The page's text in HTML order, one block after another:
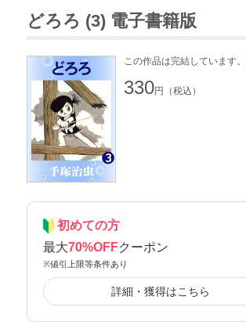
どろろ (3) 電子書籍版
この作品は完結しています
330円（税込）
初めての方
最大70%OFFクーポン
※値引上限等条件あり
詳細・獲得はこちら